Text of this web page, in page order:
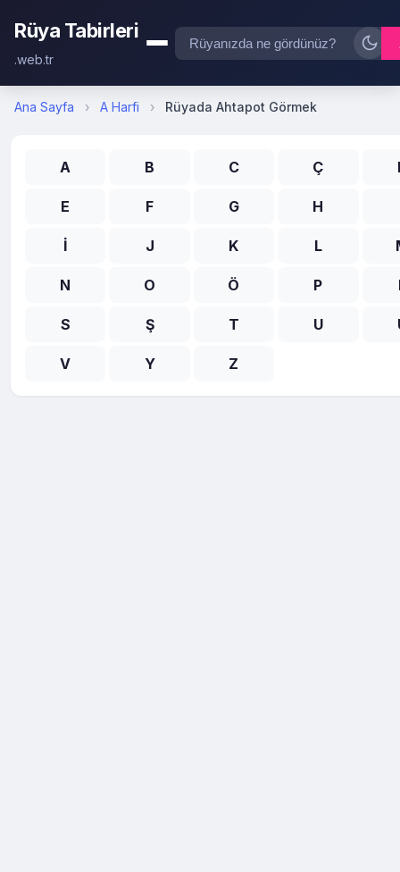
Rüya Tabirleri
.web.tr
Ana Sayfa › A Harfi › Rüyada Ahtapot Görmek
A B C Ç
E F G H
İ J K L
N O Ö P
S Ş T U
V Y Z